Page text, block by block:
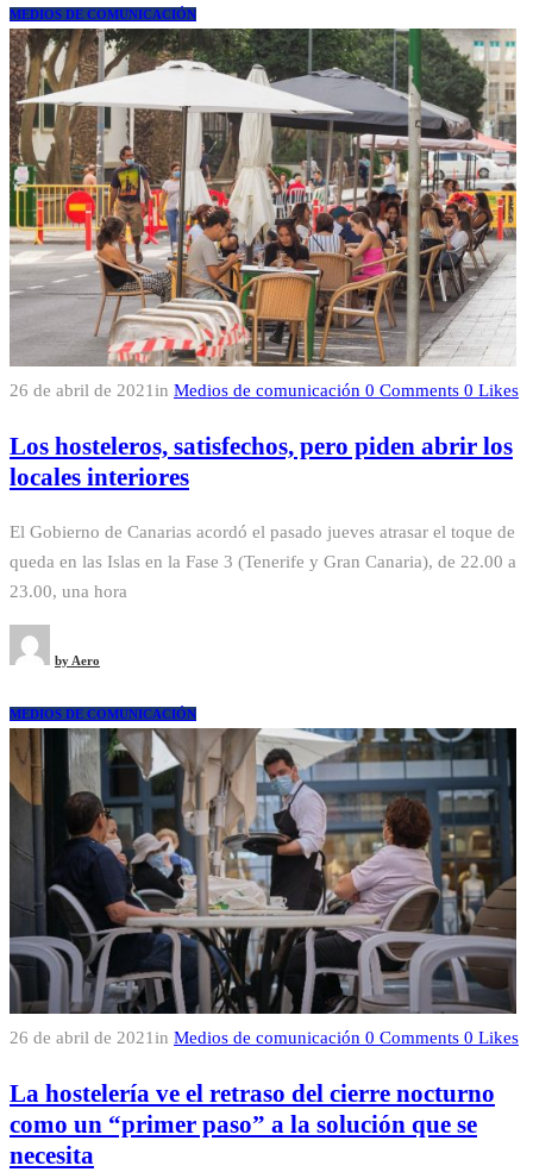
MEDIOS DE COMUNICACIÓN
26 de abril de 2021 in Medios de comunicación 0 Comments 0 Likes
Los hosteleros, satisfechos, pero piden abrir los
locales interiores
El Gobierno de Canarias acordó el pasado jueves atrasar el toque de
queda en las Islas en la Fase 3 (Tenerife y Gran Canaria), de 22.00 a
23.00, una hora
by Aero
MEDIOS DE COMUNICACIÓN
26 de abril de 2021 in Medios de comunicación 0 Comments 0 Likes
La hostelería ve el retraso del cierre nocturno
como un “primer paso” a la solución que se
necesita